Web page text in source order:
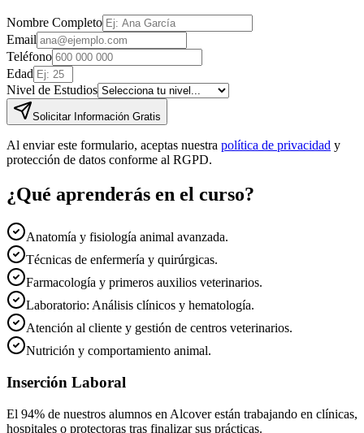
Nombre Completo
Email
Teléfono
Edad
Nivel de Estudios
Solicitar Información Gratis
Al enviar este formulario, aceptas nuestra política de privacidad y
protección de datos conforme al RGPD.
¿Qué aprenderás en el curso?
Anatomía y fisiología animal avanzada.
Técnicas de enfermería y quirúrgicas.
Farmacología y primeros auxilios veterinarios.
Laboratorio: Análisis clínicos y hematología.
Atención al cliente y gestión de centros veterinarios.
Nutrición y comportamiento animal.
Inserción Laboral
El 94% de nuestros alumnos en Alcoverestán trabajando en clínicas,
hospitales o protectoras tras finalizar sus prácticas.